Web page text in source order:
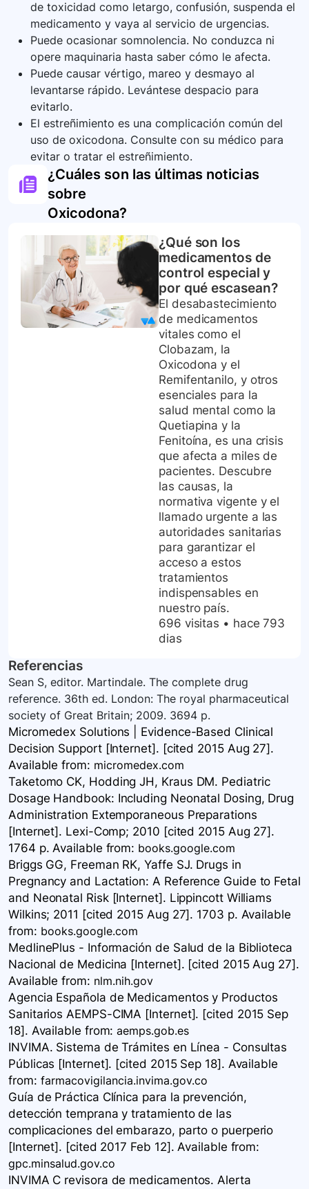
de toxicidad como letargo, confusión, suspenda el
medicamento y vaya al servicio de urgencias.
Puede ocasionar somnolencia. No conduzca ni
opere maquinaria hasta saber cómo le afecta.
Puede causar vértigo, mareo y desmayo al
levantarse rápido. Levántese despacio para
evitarlo.
El estreñimiento es una complicación común del
uso de oxicodona. Consulte con su médico para
evitar o tratar el estreñimiento.
¿Cuáles son las últimas noticias
sobre
Oxicodona?
¿Qué son los
medicamentos de
control especial y
por qué escasean?
El desabastecimiento
de medicamentos
vitales como el
Clobazam, la
Oxicodona y el
Remifentanilo, y otros
esenciales para la
salud mental como la
Quetiapina y la
Fenitoína, es una crisis
que afecta a miles de
pacientes. Descubre
las causas, la
normativa vigente y el
llamado urgente a las
autoridades sanitarias
para garantizar el
acceso a estos
tratamientos
indispensables en
nuestro país.
696 visitas • hace 793
dias
Referencias
Sean S, editor. Martindale. The complete drug
reference. 36th ed. London: The royal pharmaceutical
society of Great Britain; 2009. 3694 p.
Micromedex Solutions | Evidence-Based Clinical
Decision Support [Internet]. [cited 2015 Aug 27].
Available from: micromedex.com
Taketomo CK, Hodding JH, Kraus DM. Pediatric
Dosage Handbook: Including Neonatal Dosing, Drug
Administration Extemporaneous Preparations
[Internet]. Lexi-Comp; 2010 [cited 2015 Aug 27].
1764 p. Available from: books.google.com
Briggs GG, Freeman RK, Yaffe SJ. Drugs in
Pregnancy and Lactation: A Reference Guide to Fetal
and Neonatal Risk [Internet]. Lippincott Williams
Wilkins; 2011 [cited 2015 Aug 27]. 1703 p. Available
from: books.google.com
MedlinePlus - Información de Salud de la Biblioteca
Nacional de Medicina [Internet]. [cited 2015 Aug 27].
Available from: nlm.nih.gov
Agencia Española de Medicamentos y Productos
Sanitarios AEMPS-CIMA [Internet]. [cited 2015 Sep
18]. Available from:aemps.gob.es
INVIMA. Sistema de Trámites en Línea - Consultas
Públicas [Internet]. [cited 2015 Sep 18]. Available
from: farmacovigilancia.invima.gov.co
Guía de Práctica Clínica para la prevención,
detección temprana y tratamiento de las
complicaciones del embarazo, parto o puerperio​
[Internet]. [cited 2017 Feb 12]. Available from:
gpc.minsalud.gov.co
INVIMA C revisora de medicamentos. Alerta